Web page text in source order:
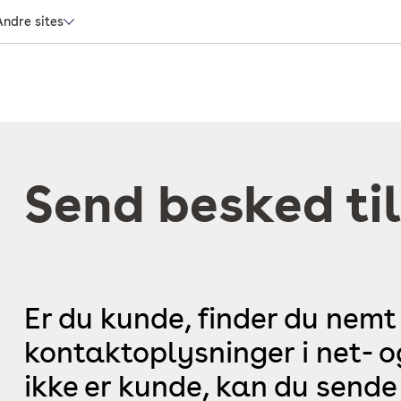
sites
Send besked
Er du kunde, finder du
kontaktoplysninger i net-
ikke er kunde, kan du